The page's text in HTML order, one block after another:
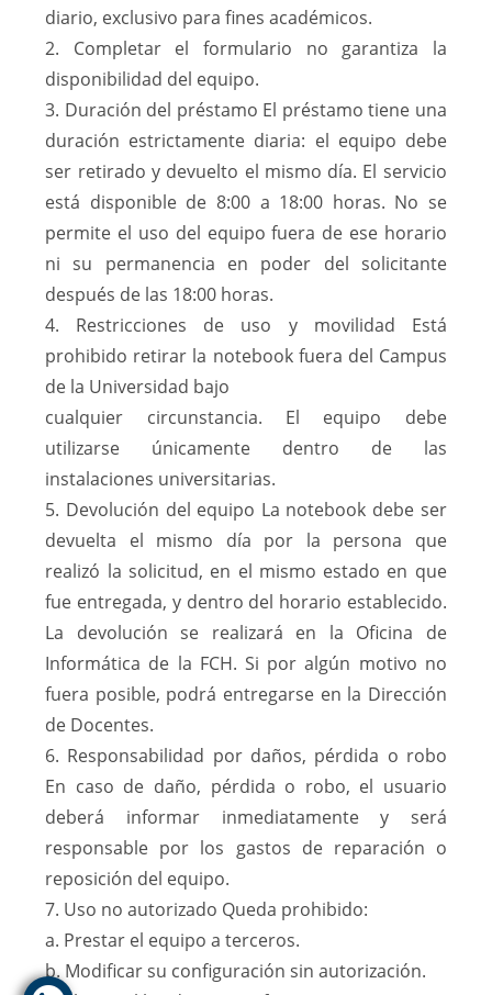
diario, exclusivo para fines académicos.
2. Completar el formulario no garantiza la
disponibilidad del equipo.
3. Duración del préstamo El préstamo tiene una
duración estrictamente diaria: el equipo debe
ser retirado y devuelto el mismo día. El servicio
está disponible de 8:00 a 18:00 horas. No se
permite el uso del equipo fuera de ese horario
ni su permanencia en poder del solicitante
después de las 18:00 horas.
4. Restricciones de uso y movilidad Está
prohibido retirar la notebook fuera del Campus
de la Universidad bajo
cualquier circunstancia. El equipo debe
utilizarse únicamente dentro de las
instalaciones universitarias.
5. Devolución del equipo La notebook debe ser
devuelta el mismo día por la persona que
realizó la solicitud, en el mismo estado en que
fue entregada, y dentro del horario establecido.
La devolución se realizará en la Oficina de
Informática de la FCH. Si por algún motivo no
fuera posible, podrá entregarse en la Dirección
de Docentes.
6. Responsabilidad por daños, pérdida o robo
En caso de daño, pérdida o robo, el usuario
deberá informar inmediatamente y será
responsable por los gastos de reparación o
reposición del equipo.
7. Uso no autorizado Queda prohibido:
a. Prestar el equipo a terceros.
b. Modificar su configuración sin autorización.